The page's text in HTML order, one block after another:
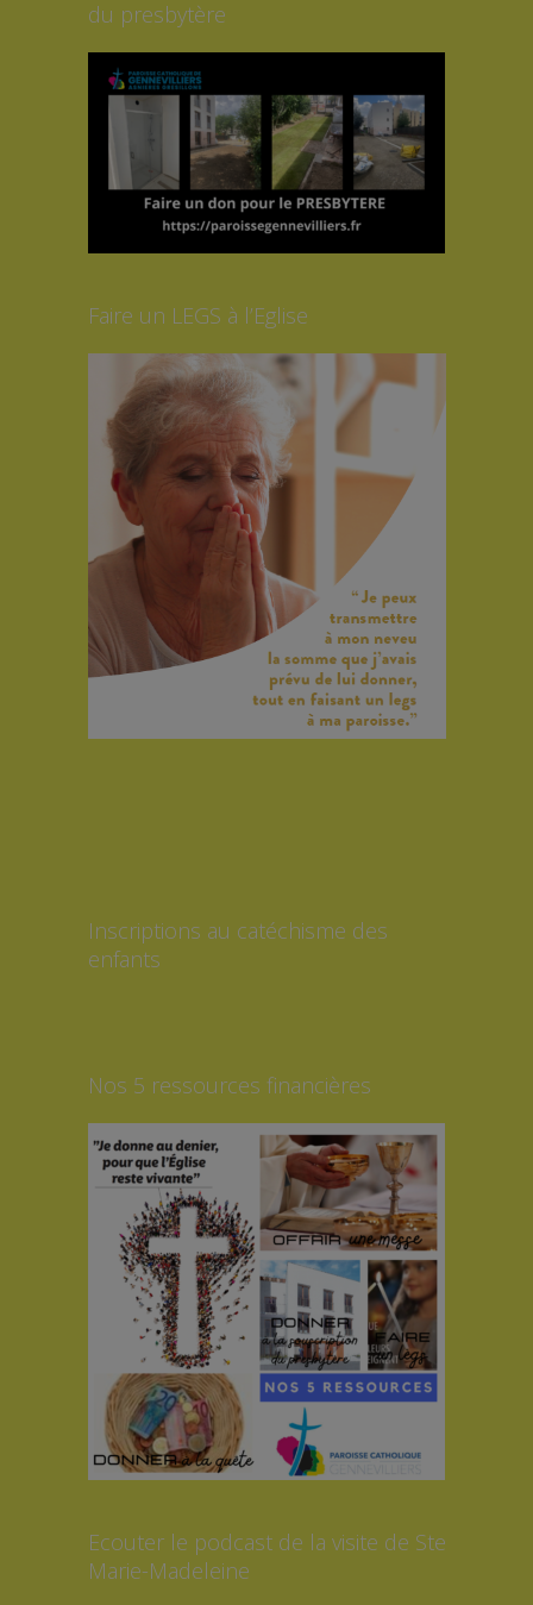
du presbytère
Faire un LEGS à l’Eglise
Inscriptions au catéchisme des
enfants
Nos 5 ressources financières
Ecouter le podcast de la visite de Ste
Marie-Madeleine